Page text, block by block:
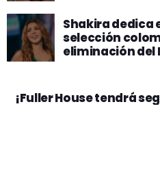
Shakira dedica
selección
eliminación del
¡Fuller House tendrá